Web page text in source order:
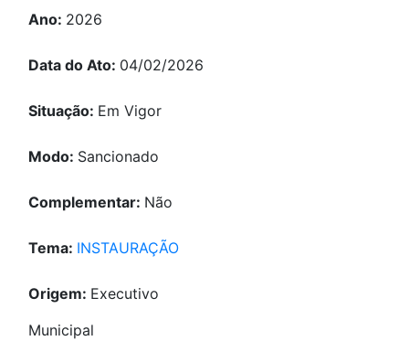
Ano: 2026
Data do Ato: 04/02/2026
Situação: Em Vigor
Modo: Sancionado
Complementar: Não
Tema: INSTAURAÇÃO
Origem: Executivo
Municipal